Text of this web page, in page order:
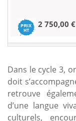
2 750,00 €
Dans le cycle 3,
doit
retrouve
d’une langue
culturels,